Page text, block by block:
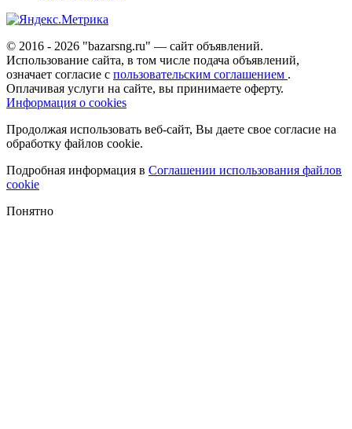
© 2016 - 2026 "bazarsng.ru" — сайт объявлений.
Использование сайта, в том числе подача объявлений,
означает согласие с пользовательским соглашением .
Оплачивая услуги на сайте, вы принимаете оферту.
Информация о cookies
Продолжая использовать веб-сайт, Вы даете свое согласие на
обработку файлов cookie.
Подробная информация в Соглашении использования файлов
cookie
Понятно